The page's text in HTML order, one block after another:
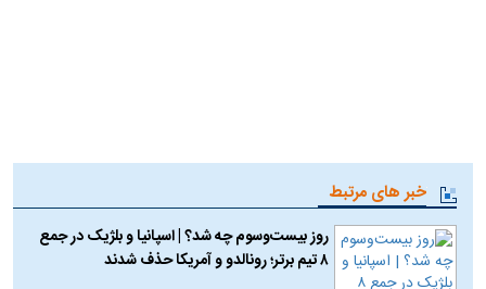
خبر های مرتبط
روز بیست‌وسوم چه شد؟ | اسپانیا و بلژیک در جمع
۸ تیم برتر؛ رونالدو و آمریکا حذف شدند